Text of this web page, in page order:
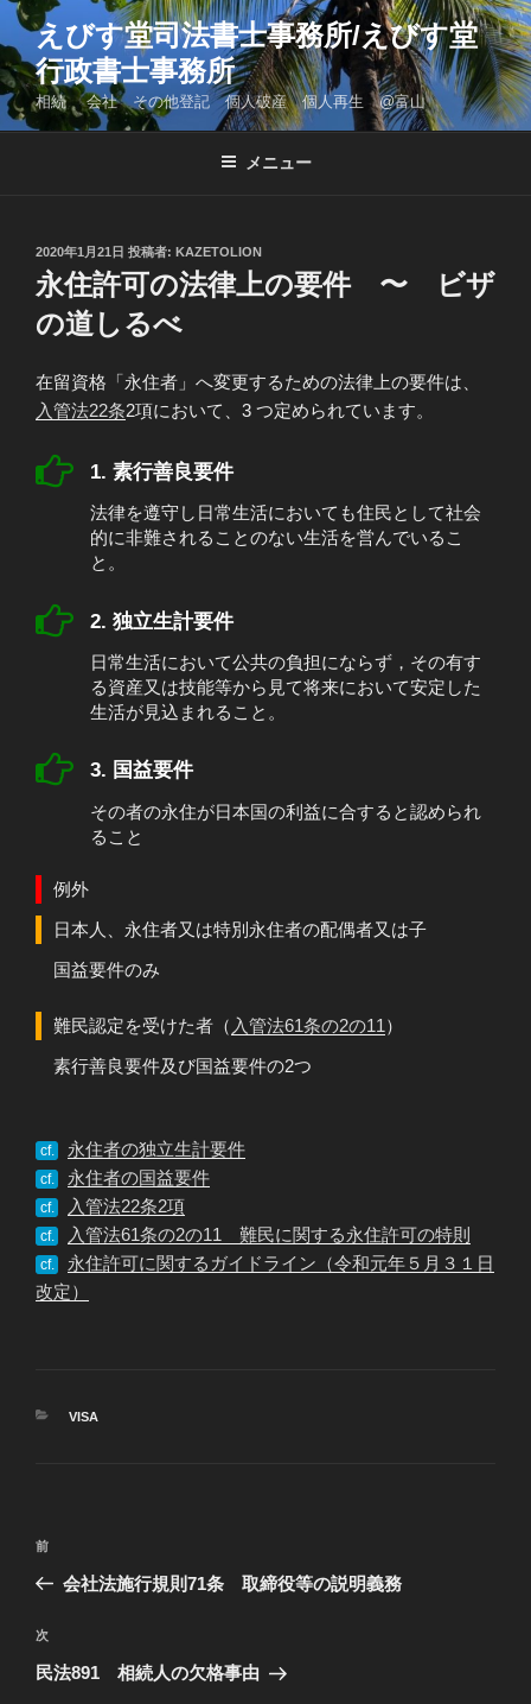
コ
ン
テ
ン
ツ
えびす堂司法書士事務所/えびす堂
行政書士事務所
相続 会社 その他登記 個人破産 個人再生 @富山
メニュー
投
稿
日:
2020年1月21日 投稿者: KAZETOLION
永住許可の法律上の要件 〜 ビザ
の道しるべ
在留資格「永住者」へ変更するための法律上の要件は、
入管法22条2項において、3 つ定められています。
1. 素行善良要件
法律を遵守し日常生活においても住民として社会
的に非難されることのない生活を営んでいるこ
と。
2. 独立生計要件
日常生活において公共の負担にならず，その有す
る資産又は技能等から見て将来において安定した
生活が見込まれること。
3. 国益要件
その者の永住が日本国の利益に合すると認められ
ること
例外
日本人、永住者又は特別永住者の配偶者又は子
国益要件のみ
難民認定を受けた者（ 入管法61条の2の11 ）
素行善良要件及び国益要件の2つ
cf. 永住者の独立生計要件
cf. 永住者の国益要件
cf. 入管法22条2項
cf. 入管法61条の2の11 難民に関する永住許可の特則
cf.
永住許可に関するガイドライン（令和元年５月３１日
改定）
カ
VISA
投
ビ
ゲ
過
去
投
稿
前
会社法施行規則71条 取締役等の説明義務
次
の
次
民法891 相続人の欠格事由